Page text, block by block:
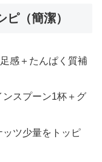
（簡潔）
感＋たんぱく質補
スプーン1杯＋グ
ツ少量をトッピ